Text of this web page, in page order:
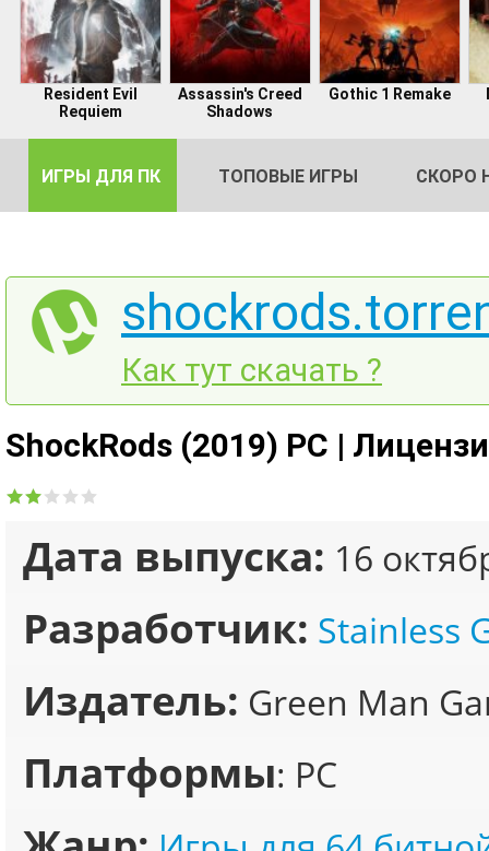
Resident Evil
Requiem
Assassin's Creed
Shadows
Gothic 1 Remake
ИГРЫ ДЛЯ ПК ТОПОВЫЕ ИГРЫ СКОРО
Как тут скачать ?
ShockRods (2019) PC |
Дата выпуска: 16
Разработчик: Stainless
Издатель: Green Man
Платформы: PC